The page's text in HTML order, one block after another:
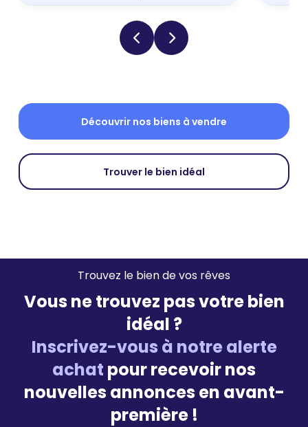
Découvrir nos biens à vendre
Trouver le bien idéal
Trouvez le bien de vos rêves
Vous ne trouvez pas votre bien
idéal ?
Inscrivez-vous à notre alerte
achat pour recevoir nos
nouvelles annonces en avant-
première !